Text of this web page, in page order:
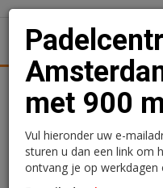
met 900
Vul hieronder uw e-
sturen u dan een link om
ontvang je op werkdagen